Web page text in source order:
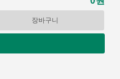
장바구니